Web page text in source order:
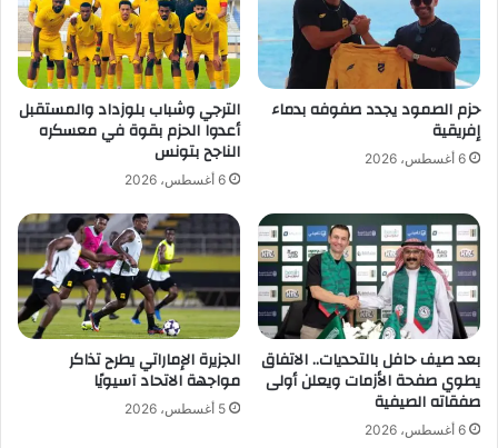
و
ل
ع
ر
ب
ة
ا
ل
أ
م
ا
ر
ت
ي
حزم الصمود يجدد صفوفه بدماء
إفريقية
6 أغسطس، 2026
الترجي وشباب بلوزداد والمستقبل
أعدوا الحزم بقوة في معسكره
الناجح بتونس
6 أغسطس، 2026
بعد صيف حافل بالتحديات.. الاتفاق
يطوي صفحة الأزمات ويعلن أولى
صفقاته الصيفية
6 أغسطس، 2026
الجزيرة الإماراتي يطرح تذاكر
مواجهة الاتحاد آسيويًا
5 أغسطس، 2026